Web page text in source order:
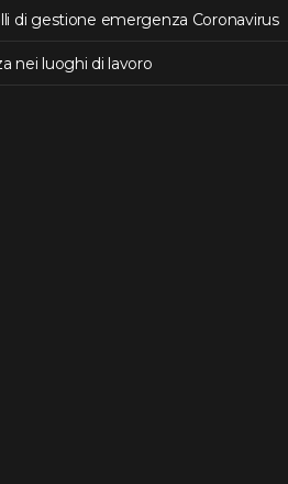
di gestione emergenza Coronavirus
nei luoghi di lavoro